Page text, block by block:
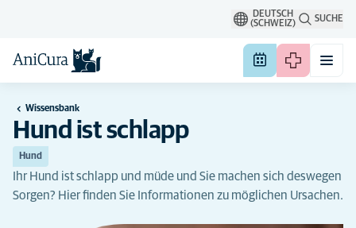
DEUTSCH
(SCHWEIZ)
SUCHE
Wissensbank
Hund ist schlapp
Hund
Ihr Hund ist schlapp und müde und Sie machen sich deswegen
Sorgen? Hier finden Sie Informationen zu möglichen Ursachen.